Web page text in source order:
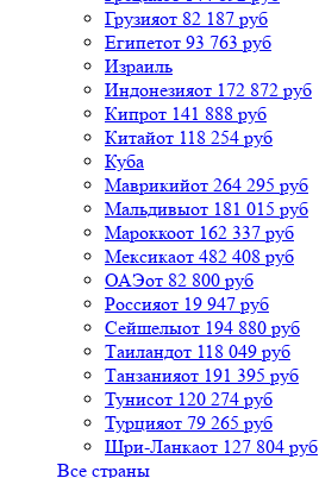
Грузияот 82 187 руб
Египетот 93 763 руб
Израиль
Индонезияот 172 872 руб
Кипрот 141 888 руб
Китайот 118 254 руб
Куба
Маврикийот 264 295 руб
Мальдивыот 181 015 руб
Мароккоот 162 337 руб
Мексикаот 482 408 руб
ОАЭот 82 800 руб
Россияот 19 947 руб
Сейшелыот 194 880 руб
Таиландот 118 049 руб
Танзанияот 191 395 руб
Тунисот 120 274 руб
Турцияот 79 265 руб
Шри-Ланкаот 127 804 руб
Все страны